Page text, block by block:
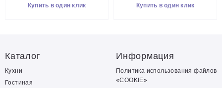
Купить в один клик Купить в один клик
Каталог
Кухни
Гостиная
Информация
Политика использования файлов
«COOKIE»